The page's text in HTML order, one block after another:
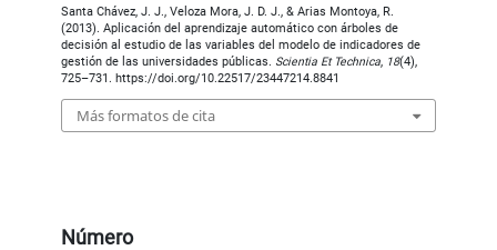
Santa Chávez, J. J., Veloza Mora, J. D. J., & Arias Montoya, R.
(2013). Aplicación del aprendizaje automático con árboles de
decisión al estudio de las variables del modelo de indicadores de
gestión de las universidades públicas. Scientia Et Technica, 18(4),
725–731. https://doi.org/10.22517/23447214.8841
Más formatos de cita
Número